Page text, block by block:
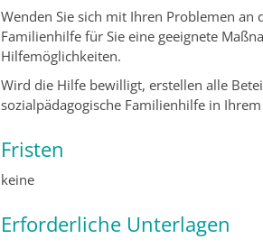
Wenden Sie sich mit Ihren Problemen an
Familienhilfe für Sie eine geeignete
Hilfemöglichkeiten.
Wird die Hilfe bewilligt, erstellen alle
sozialpädagogische Familienhilfe in
Fristen
keine
Erforderliche Unterlagen